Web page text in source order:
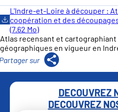
L'Indre-et-Loire à découper :
coopération et des
(7.62 Mo)
Atlas recensant et
géographiques en vigueur en
DECOUVREZ
DECOUVREZ